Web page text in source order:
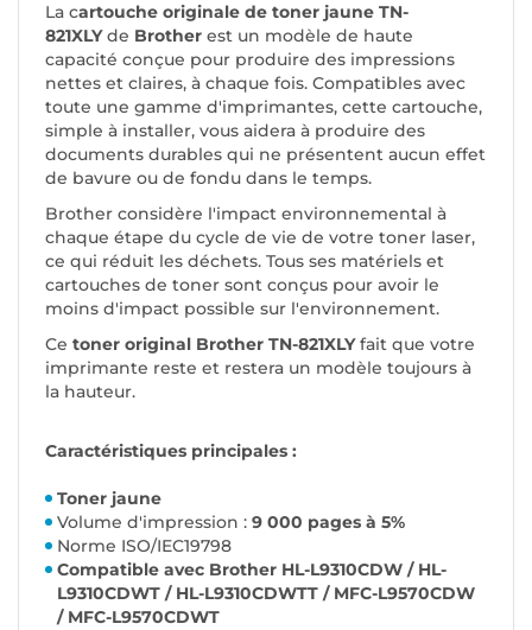
La cartouche originale de toner jaune TN-
821XLYde Brother est un modèle de haute
capacité conçue pour produire des impressions
nettes et claires, à chaque fois. Compatibles avec
toute une gamme d'imprimantes, cette cartouche,
simple à installer, vous aidera à produire des
documents durables qui ne présentent aucun effet
de bavure ou de fondu dans le temps.
Brother considère l'impact environnemental à
chaque étape du cycle de vie de votre toner laser,
ce qui réduit les déchets. Tous ses matériels et
cartouches de toner sont conçus pour avoir le
moins d'impact possible sur l'environnement.
Ce toner original Brother TN-821XLYfait que votre
imprimante reste et restera un modèle toujours à
la hauteur.
Caractéristiques principales :
Toner jaune
Volume d'impression : 9 000 pages à 5%
Norme ISO/IEC19798
Compatible avec Brother HL-L9310CDW / HL-
L9310CDWT / HL-L9310CDWTT / MFC-L9570CDW
/ MFC-L9570CDWT